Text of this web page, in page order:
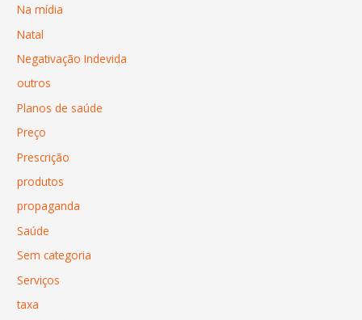
Na mídia
Natal
Negativação Indevida
outros
Planos de saúde
Preço
Prescrição
produtos
propaganda
Saúde
Sem categoria
Serviços
taxa